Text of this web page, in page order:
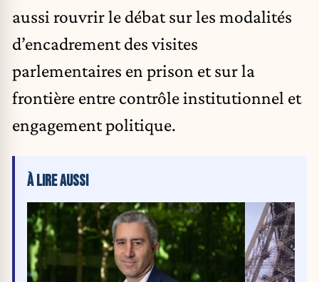
aussi rouvrir le débat sur les modalités
d’encadrement des visites
parlementaires en prison et sur la
frontière entre contrôle institutionnel et
engagement politique.
À LIRE AUSSI